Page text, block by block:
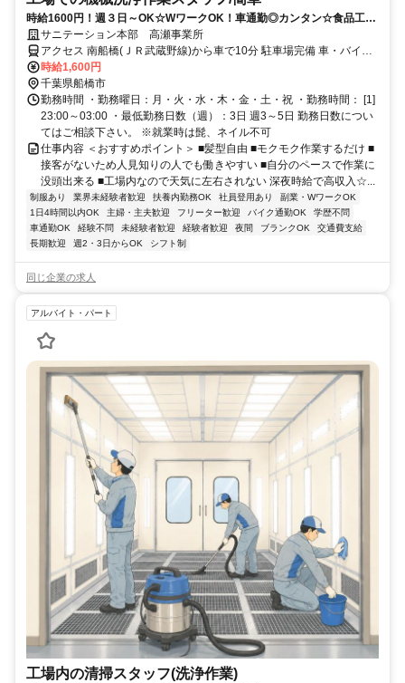
時給1600円！週３日～OK☆WワークOK！車通勤◎カンタン☆食品工場
で深夜機械洗浄アルバイトパート
サニテーション本部 高瀬事業所
アクセス 南船橋(ＪＲ武蔵野線)から車で10分 駐車場完備 車・バイク
通勤可最寄り駅：南船橋駅(ＪＲ武蔵野線),南船橋駅(ＪＲ京葉線),新習
志野駅(ＪＲ京葉線/ＪＲ武蔵野線)
時給1,600円
千葉県船橋市
勤務時間 ・勤務曜日：月・火・水・木・金・土・祝 ・勤務時間： [1]
23:00～03:00 ・最低勤務日数（週）：3日 週3～5日 勤務日数につい
てはご相談下さい。 ※就業時は髭、ネイル不可
仕事内容 ＜おすすめポイント＞ ■髪型自由 ■モクモク作業するだけ ■
接客がないため人見知りの人でも働きやすい ■自分のペースで作業に
没頭出来る ■工場内なので天気に左右されない 深夜時給で高収入☆...
制服あり 業界未経験者歓迎 扶養内勤務OK 社員登用あり
副業・WワークOK
1日4時間以内OK
主婦・主夫歓迎 フリーター歓迎 バイク通勤OK
学歴不問
車通勤OK
経験不問 未経験者歓迎 経験者歓迎 夜間 ブランクOK
交通費支給
長期歓迎
週2・3日からOK シフト制
同じ企業の求人
アルバイト・パート
工場内の清掃スタッフ(洗浄作業)